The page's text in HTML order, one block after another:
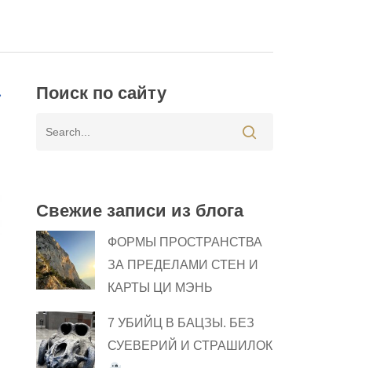
Поиск по сайту
Свежие записи из блога
ФОРМЫ ПРОСТРАНСТВА
ЗА ПРЕДЕЛАМИ СТЕН И
КАРТЫ ЦИ МЭНЬ
7 УБИЙЦ В БАЦЗЫ. БЕЗ
СУЕВЕРИЙ И СТРАШИЛОК